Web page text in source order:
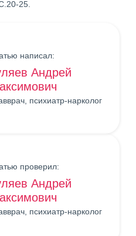
25.
написал:
Андрей
психиатр-нарколог
проверил:
Андрей
психиатр-нарколог